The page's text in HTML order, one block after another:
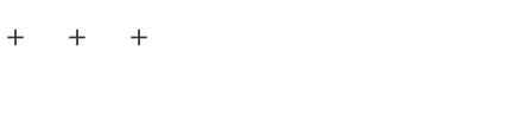
＋ ＋ ＋